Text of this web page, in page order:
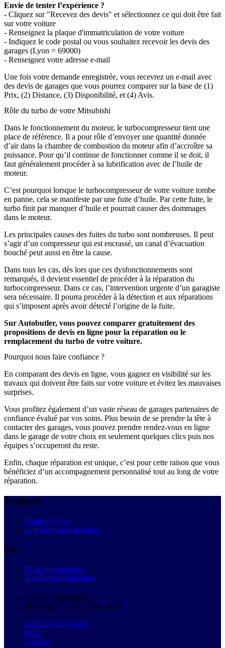
Envie de tenter l’expérience ?
- Cliquez sur "Recevez des devis" et sélectionnez ce qui doit être fait
sur votre voiture
- Renseignez la plaque d'immatriculation de votre voiture
- Indiquez le code postal ou vous souhaitez recevoir les devis des
garages (Lyon = 69000)
- Renseignez votre adresse e-mail
Une fois votre demande enregistrée, vous recevrez un e-mail avec
des devis de garages que vous pourrez comparer sur la base de (1)
Prix, (2) Distance, (3) Disponibilité, et (4) Avis.
Rôle du turbo de votre Mitsubishi
Dans le fonctionnement du moteur, le turbocompresseur tient une
place de référence. Il a pour rôle d’envoyer une quantité donnée
d’air dans la chambre de combustion du moteur afin d’accroître sa
puissance. Pour qu’il continue de fonctionner comme il se doit, il
faut généralement procéder à sa lubrification avec de l’huile de
moteur.
C’est pourquoi lorsque le turbocompresseur de votre voiture tombe
en panne, cela se manifeste par une fuite d’huile. Par cette fuite, le
turbo finit par manquer d’huile et pourrait causer des dommages
dans le moteur.
Les principales causes des fuites du turbo sont nombreuses. Il peut
s’agir d’un compresseur qui est encrassé, un canal d’évacuation
bouché peut aussi en être la cause.
Dans tous les cas, dès lors que ces dysfonctionnements sont
remarqués, il devient essentiel de procéder à la réparation du
turbocompresseur. Dans ce cas, l’intervention urgente d’un garagiste
sera nécessaire. Il pourra procéder à la détection et aux réparations
qui s’imposent après avoir détecté l’origine de la fuite.
Sur Autobutler, vous pouvez comparer gratuitement des
propositions de devis en ligne pour la réparation ou le
remplacement du turbo de votre voiture.
Pourquoi nous faire confiance ?
En comparant des devis en ligne, vous gagnez en visibilité sur les
travaux qui doivent être faits sur votre voiture et évitez les mauvaises
surprises.
Vous profitez également d’un vaste réseau de garages partenaires de
confiance évalué par vos soins. Plus besoin de se prendre la tête à
contacter des garages, vous pouvez prendre rendez-vous en ligne
dans le garage de votre choix en seulement quelques clics puis nos
équipes s’occuperont du reste.
Enfin, chaque réparation est unique, c’est pour cette raison que vous
bénéficiez d’un accompagnement personnalisé tout au long de votre
réparation.
Autobutler
Contactez-nous
La presse parle de nous !
Info
*Prix et économies
À propos d'Autobutler
© 2026 Autobutler.fr
18-26 rue Goubet, 75019 Paris
Gestion des cookies
CGU
Cookies